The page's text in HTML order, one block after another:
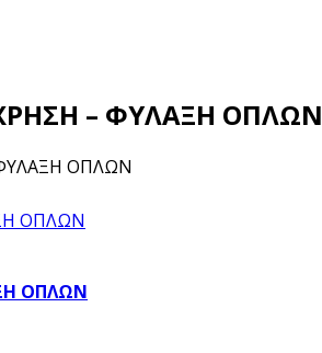
– ΦΥΛΑΞΗ ΟΠΛΩΝ
ΟΠΛΩΝ
ΟΠΛΩΝ